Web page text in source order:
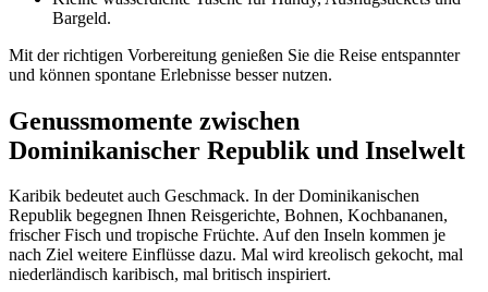
Bargeld.
Mit der richtigen Vorbereitung genießen Sie die Reise entspannter
und können spontane Erlebnisse besser nutzen.
Genussmomente zwischen
Dominikanischer Republik und Inselwelt
Karibik bedeutet auch Geschmack. In der Dominikanischen
Republik begegnen Ihnen Reisgerichte, Bohnen, Kochbananen,
frischer Fisch und tropische Früchte. Auf den Inseln kommen je
nach Ziel weitere Einflüsse dazu. Mal wird kreolisch gekocht, mal
niederländisch karibisch, mal britisch inspiriert.